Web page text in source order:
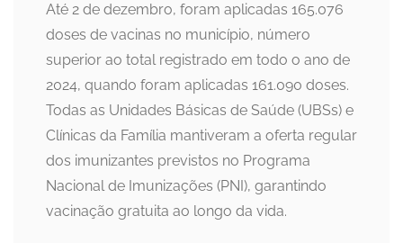
Até 2 de dezembro, foram aplicadas 165.076
doses de vacinas no município, número
superior ao total registrado em todo o ano de
2024, quando foram aplicadas 161.090 doses.
Todas as Unidades Básicas de Saúde (UBSs) e
Clínicas da Família mantiveram a oferta regular
dos imunizantes previstos no Programa
Nacional de Imunizações (PNI), garantindo
vacinação gratuita ao longo da vida.